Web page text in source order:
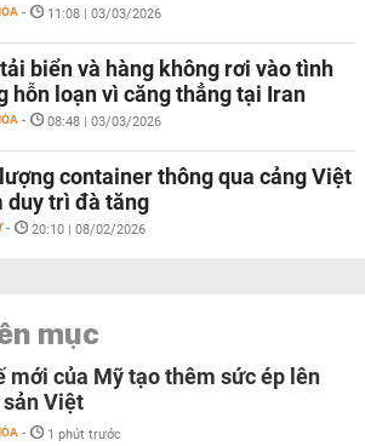
- 11:08 | 03/03/2026
biển và hàng không rơi vào tình
hỗn loạn vì căng thẳng tại Iran
- 08:48 | 03/03/2026
container thông qua cảng Việt
duy trì đà tăng
- 20:10 | 08/02/2026
mục
mới của Mỹ tạo thêm sức ép lên
Việt
- 1 phút trước